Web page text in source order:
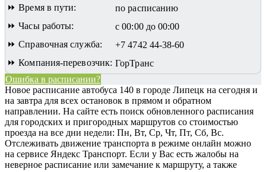
⏩ Время в пути:
по расписанию
⏩ Часы работы:
с 00:00 до 00:00
⏩ Справочная служба:
+7 4742 44-38-60
⏩ Компания-перевозчик: ГорТранс
Ошибка в расписании?
Новое расписание автобуса 140 в городе Липецк на сегодня и
на завтра для всех остановок в прямом и обратном
направлении. На сайте есть поиск обновленного расписания
для городских и пригородных маршрутов со стоимостью
проезда на все дни недели: Пн, Вт, Ср, Чт, Пт, Сб, Вс.
Отслеживать движение транспорта в режиме онлайн можно
на сервисе Яндекс Транспорт. Если у Вас есть жалобы на
неверное расписание или замечание к маршруту, а также